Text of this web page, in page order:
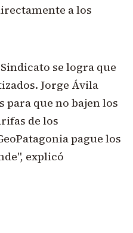
a los
se logra que
Jorge Ávila
para que no bajen los
de los
pague los
explicó